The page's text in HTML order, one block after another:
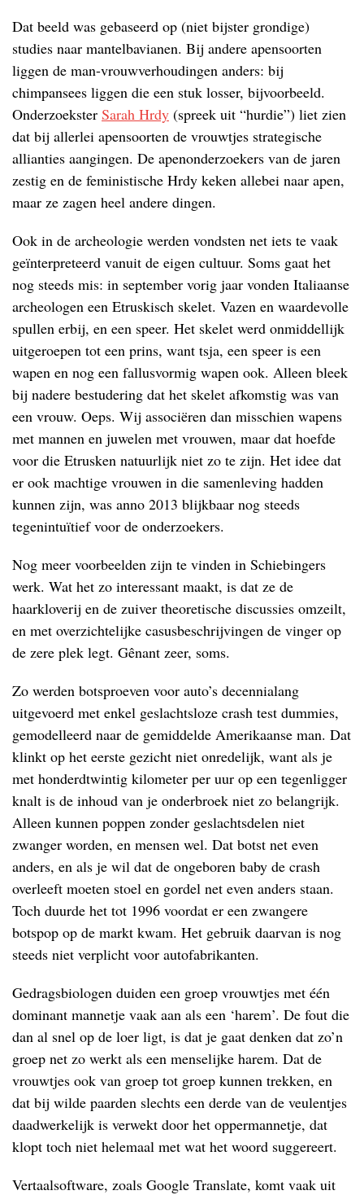
Dat beeld was gebaseerd op (niet bijster grondige)
studies naar mantelbavianen. Bij andere apensoorten
liggen de man-vrouwverhoudingen anders: bij
chimpansees liggen die een stuk losser, bijvoorbeeld.
Onderzoekster Sarah Hrdy (spreek uit “hurdie”) liet zien
dat bij allerlei apensoorten de vrouwtjes strategische
allianties aangingen. De apenonderzoekers van de jaren
zestig en de feministische Hrdy keken allebei naar apen,
maar ze zagen heel andere dingen.
Ook in de archeologie werden vondsten net iets te vaak
geïnterpreteerd vanuit de eigen cultuur. Soms gaat het
nog steeds mis: in september vorig jaar vonden Italiaanse
archeologen een Etruskisch skelet. Vazen en waardevolle
spullen erbij, en een speer. Het skelet werd onmiddellijk
uitgeroepen tot een prins, want tsja, een speer is een
wapen en nog een fallusvormig wapen ook. Alleen bleek
bij nadere bestudering dat het skelet afkomstig was van
een vrouw. Oeps. Wij associëren dan misschien wapens
met mannen en juwelen met vrouwen, maar dat hoefde
voor die Etrusken natuurlijk niet zo te zijn. Het idee dat
er ook machtige vrouwen in die samenleving hadden
kunnen zijn, was anno 2013 blijkbaar nog steeds
tegenintuïtief voor de onderzoekers.
Nog meer voorbeelden zijn te vinden in Schiebingers
werk. Wat het zo interessant maakt, is dat ze de
haarkloverij en de zuiver theoretische discussies omzeilt,
en met overzichtelijke casusbeschrijvingen de vinger op
de zere plek legt. Gênant zeer, soms.
Zo werden botsproeven voor auto’s decennialang
uitgevoerd met enkel geslachtsloze crash test dummies,
gemodelleerd naar de gemiddelde Amerikaanse man. Dat
klinkt op het eerste gezicht niet onredelijk, want als je
met honderdtwintig kilometer per uur op een tegenligger
knalt is de inhoud van je onderbroek niet zo belangrijk.
Alleen kunnen poppen zonder geslachtsdelen niet
zwanger worden, en mensen wel. Dat botst net even
anders, en als je wil dat de ongeboren baby de crash
overleeft moeten stoel en gordel net even anders staan.
Toch duurde het tot 1996 voordat er een zwangere
botspop op de markt kwam. Het gebruik daarvan is nog
steeds niet verplicht voor autofabrikanten.
Gedragsbiologen duiden een groep vrouwtjes met één
dominant mannetje vaak aan als een ‘harem’. De fout die
dan al snel op de loer ligt, is dat je gaat denken dat zo’n
groep net zo werkt als een menselijke harem. Dat de
vrouwtjes ook van groep tot groep kunnen trekken, en
dat bij wilde paarden slechts een derde van de veulentjes
daadwerkelijk is verwekt door het oppermannetje, dat
klopt toch niet helemaal met wat het woord suggereert.
Vertaalsoftware, zoals Google Translate, komt vaak uit